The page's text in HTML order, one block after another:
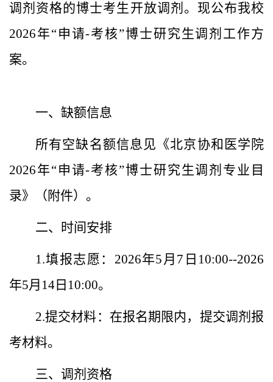
调剂资格的博士考生开放调剂。 现公布我校
2026年“申请-考核”博士研究生调剂工作方
案。
一、缺额信息
所有空缺名额信息见《北京协和医学院
2026年“申请-考核”博士研究生调剂 专业 目
录》（附件）。
二、时间安排
1.填报志愿： 2026年5 月 7 日 10:00--2026
年5月 14 日 10:00。
2.提交材料：在报名期限内，提交调剂报
考材料。
三、调剂资格